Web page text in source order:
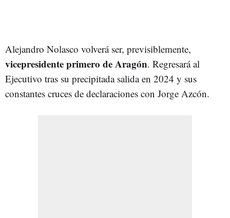
Alejandro Nolasco volverá ser, previsiblemente,
vicepresidente primero de Aragón. Regresará al
Ejecutivo tras su precipitada salida en 2024 y sus
constantes cruces de declaraciones con Jorge Azcón.